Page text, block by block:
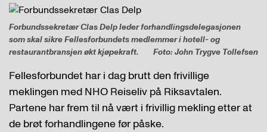
Forbundssekretær Clas Delp leder forhandlingsdelegasjonen
som skal sikre Fellesforbundets medlemmer i hotell- og
restaurantbransjen økt kjøpekraft.
Foto: John Trygve Tollefsen
Fellesforbundet har i dag brutt den frivillige
meklingen med NHO Reiseliv på Riksavtalen.
Partene har frem til nå vært i frivillig mekling etter at
de brøt forhandlingene før påske.